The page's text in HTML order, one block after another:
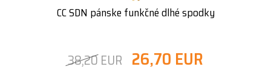
CC SDN pánske funkčné dlhé spodky
38,20 EUR 26,70 EUR